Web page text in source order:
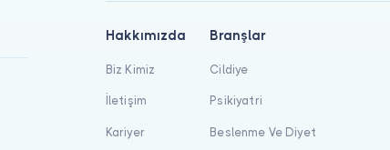
Hakkımızda
Biz Kimiz
İletişim
Kariyer
Branşlar
Cildiye
Psikiyatri
Beslenme Ve Diyet